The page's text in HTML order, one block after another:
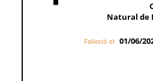
Natural de
Falleció el 01/06/